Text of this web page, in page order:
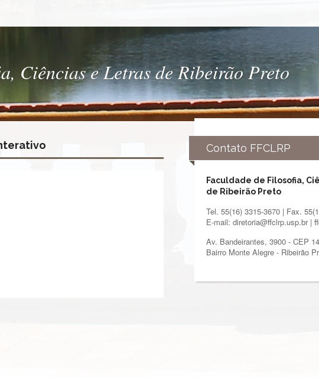
Ciências e Letras de Ribeirão Preto
Contato FFCLRP
Faculdade de Filosofia,
de Ribeirão Preto
Tel. 55(16) 3315-3670 | Fax.
E-mail: diretoria@ffclrp.usp.br |
Av. Bandeirantes, 3900 - CEP
Bairro Monte Alegre - Ribeirão